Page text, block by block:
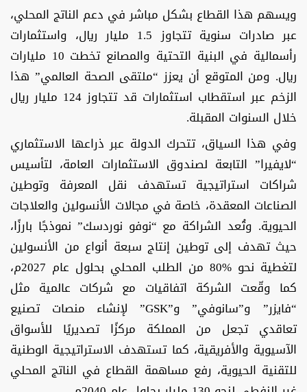
ويسهم هذا القطاع بشكل مباشر في دعم الناتج المحلي،
عبر صادرات سنوية تتجاوز 1.5 مليار ريال، واستثمارات
رأسمالية في البنية التحتية والمصانع تخطت 10 مليارات
ريال. ومن المتوقع أن يعزز “ملتقى الصحة العالمي” هذا
الزخم عبر استقطاب استثمارات قد تتجاوز 124 مليار ريال
خلال السنوات المقبلة.
وفي هذا السياق، تتحرك الدولة عبر ذراعها الاستثماري
“لايفيرا” التابعة لصندوق الاستثمارات العامة، لتأسيس
شراكات استراتيجية تستهدف نقل المعرفة وتوطين
الصناعات المعقدة، خاصة في مجالات الأنسولين والعلاجات
الحيوية. وتُعد الشراكة مع “نوفو نوردسك” نموذجًا بارزًا،
حيث تهدف إلى توطين إنتاج سبعة أنواع من الأنسولين
لتغطية نحو %80 من الطلب المحلي بحلول عام 2027م،
كما وقّعت الشركة اتفاقيات مع شركات عالمية مثل
“فايزر” و”سانوفي” و”GSK” لإنشاء منصات تصنيع
تعاقدي تجعل من المملكة مركزًا تصديريًا للأسواق
الآسيوية والأفريقية، كما تستهدف الاستراتيجية الوطنية
للتقنية الحيوية، رفع مساهمة القطاع في الناتج المحلي